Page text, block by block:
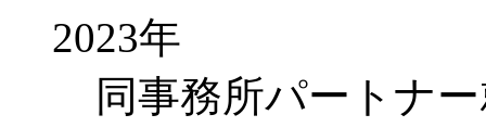
2023年
同事務所パートナ